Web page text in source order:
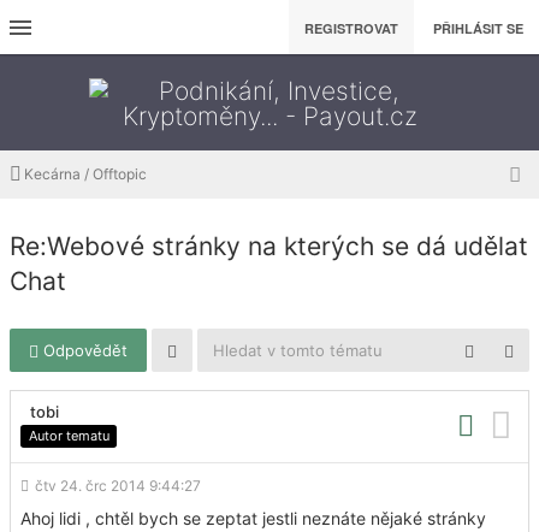
REGISTROVAT PŘIHLÁSIT SE
Kecárna / Offtopic
Re:Webové stránky na kterých se dá udělat
Chat
Odpovědět
tobi
Autor tematu
čtv 24. črc 2014 9:44:27
Ahoj lidi , chtěl bych se zeptat jestli neznáte nějaké stránky